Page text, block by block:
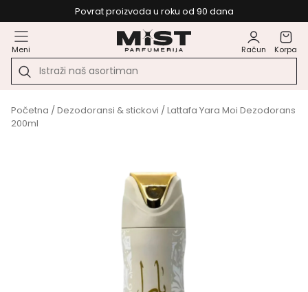
Povrat proizvoda u roku od 90 dana
Meni Račun Korpa
Početna /Dezodoransi & stickovi / Lattafa Yara Moi Dezodorans
200ml